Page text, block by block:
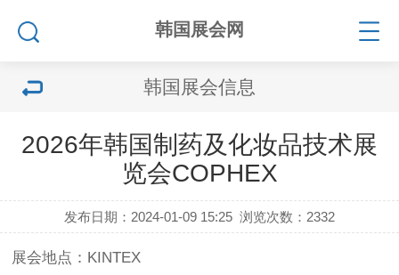
韩国展会网
韩国展会信息
2026年韩国制药及化妆品技术展
览会COPHEX
发布日期：2024-01-09 15:25 浏览次数： 2332
展会地点：KINTEX